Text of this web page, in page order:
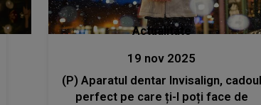
Actualitate
19 nov 2025
(P) Aparatul dentar Invisalign, cadoul
perfect pe care ți-l poți face de